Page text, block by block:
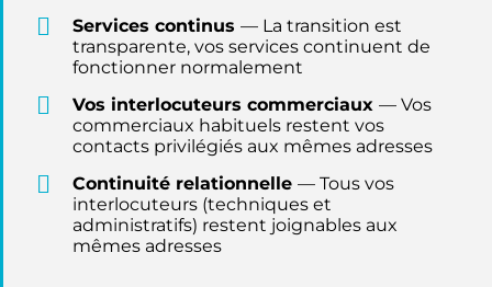
Services continus — La transition est
transparente, vos services continuent de
fonctionner normalement
Vos interlocuteurs commerciaux — Vos
commerciaux habituels restent vos
contacts privilégiés aux mêmes adresses
Continuité relationnelle — Tous vos
interlocuteurs (techniques et
administratifs) restent joignables aux
mêmes adresses